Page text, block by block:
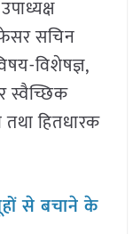
सचिन
विशेषज्ञ,
स्वैच्छिक
तथा हितधारक
से बचाने के